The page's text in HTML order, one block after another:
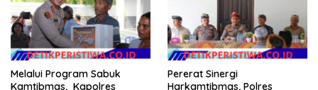
Melalui Program Sabuk
Kamtibmas, Kapolres
Pererat Sinergi
Harkamtibmas, Polres